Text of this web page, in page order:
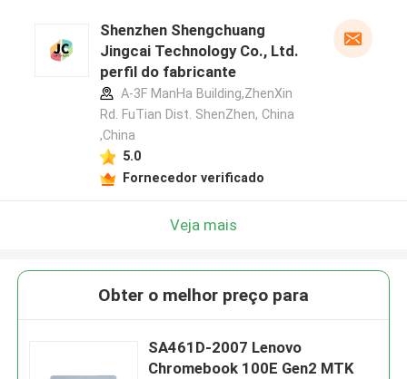
Shenzhen Shengchuang
Jingcai Technology Co., Ltd.
perfil do fabricante
A-3F ManHa Building,ZhenXin
Rd. FuTian Dist. ShenZhen, China
,China
5.0
Fornecedor verificado
Veja mais
Obter o melhor preço para
SA461D-2007 Lenovo
Chromebook 100E Gen2 MTK